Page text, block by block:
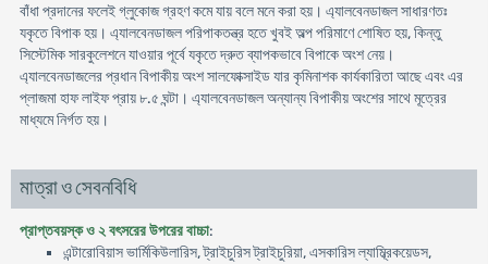
বাঁধা প্রদানের ফলেই গ্লুকোজ গ্রহণ কমে যায় বলে মনে করা হয়। এ্যালবেনডাজল সাধারণতঃ
যকৃতে বিপাক হয়। এ্যালবেনডাজল পরিপাকতন্ত্র হতে খুবই অল্প পরিমাণে শোষিত হয়, কিন্তু
সিস্টেমিক সারকুলেশনে যাওয়ার পূর্বে যকৃতে দ্রুত ব্যাপকভাবে বিপাকে অংশ নেয়।
এ্যালবেনডাজলের প্রধান বিপাকীয় অংশ সালফোক্সাইড যার কৃমিনাশক কার্যকারিতা আছে এবং এর
প্লাজমা হাফ লাইফ প্রায় ৮.৫ ঘন্টা। এ্যালবেনডাজল অন্যান্য বিপাকীয় অংশের সাথে মূত্রের
মাধ্যমে নির্গত হয়।
মাত্রা ও সেবনবিধি
প্রাপ্তবয়স্ক ও ২ বৎসরের উপরের বাচ্চা:
এন্টারোবিয়াস ভার্মিকিউলারিস, ট্রাইচুরিস ট্রাইচুরিয়া, এসকারিস ল্যাম্ব্রিকয়েডস,